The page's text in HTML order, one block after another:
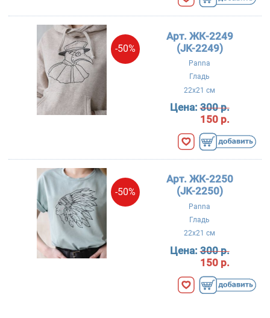
-50%
Арт. ЖК-2249
(JK-2249)
Panna
Гладь
22x21 см
Цена:300 р.
150 р.
-50%
Арт. ЖК-2250
(JK-2250)
Panna
Гладь
22x21 см
Цена:300 р.
150 р.